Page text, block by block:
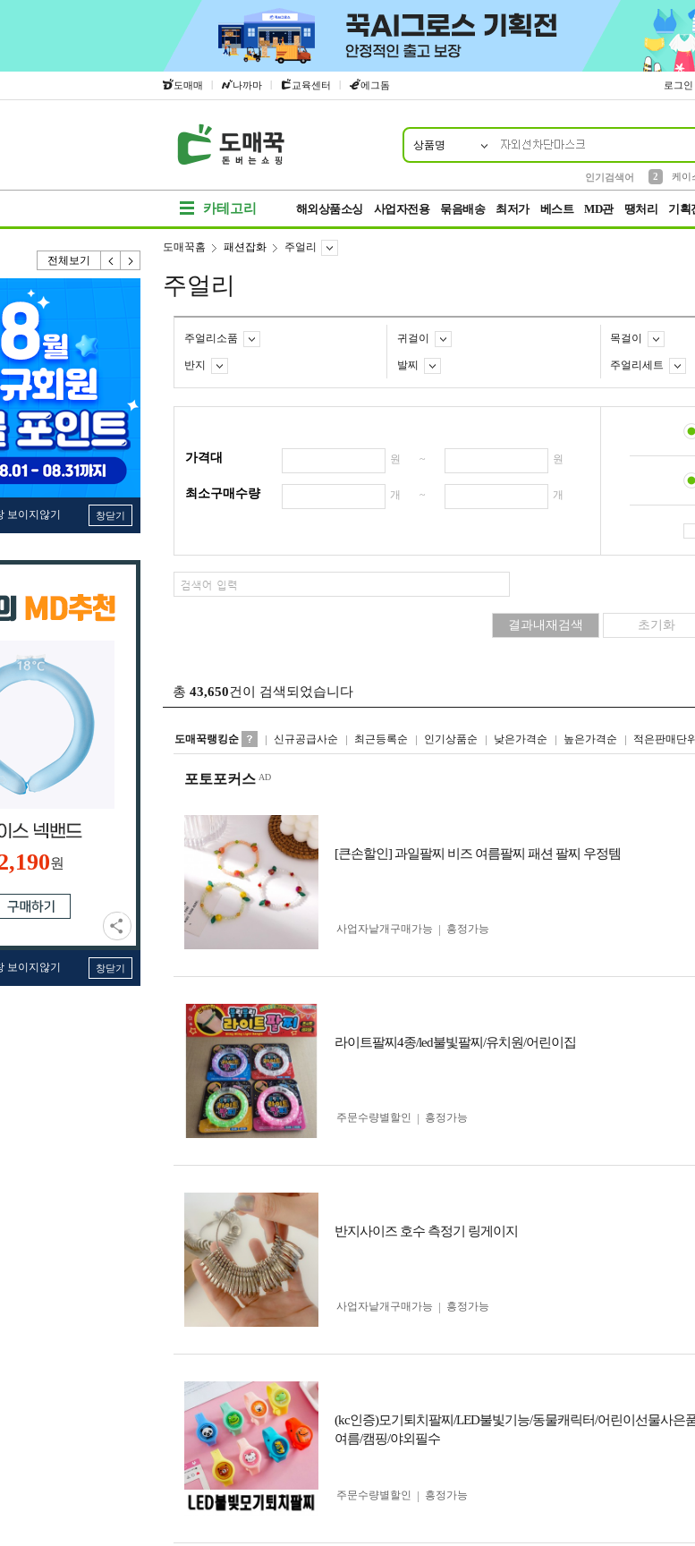
도매매 | 나까마 | 교육센터 | 에그돔 로그인
상품명
인기검색어
2
케이
카테고리 해외상품소싱 사업자전용 묶음배송 최저가 베스트 MD관 땡처리 기획
전체보기
보이지않기 창닫기
원
보이지않기 창닫기
도매꾹홈 패션잡화 주얼리
주얼리
주얼리소품 귀걸이 목걸이
반지 발찌 주얼리세트
가격대 원 ~ 원
최소구매수량 개 ~ 개
총 43,650건이 검색되었습니다
도매꾹랭킹순 신규공급사순 최근등록순 인기상품순 낮은가격순 높은가격순 적은판매단
리스트형갤러리형
포토포커스
[큰손할인] 과일팔찌 비즈 여름팔찌 패션 팔찌 우정템
사업자 낱개구매가능 흥정가능
라이트팔찌4종/led불빛팔찌/유치원/어린이집
주문수량별할인
흥정가능
반지사이즈 호수 측정기 링게이지
사업자 낱개구매가능 흥정가능
(kc인증)모기퇴치팔찌/LED불빛기능/동물캐릭터/어린이선물사은
여름/캠핑/야외필수
주문수량별할인
흥정가능